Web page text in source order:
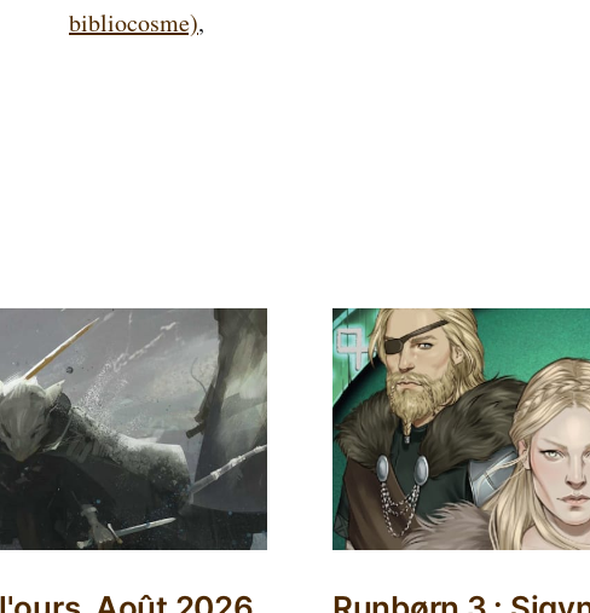
bibliocosme),